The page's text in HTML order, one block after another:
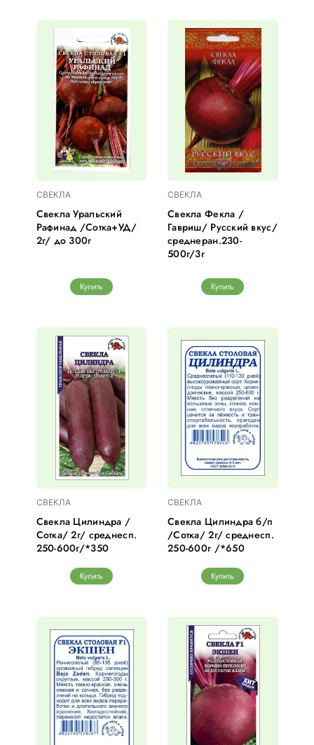
СВЕКЛА
Свекла Уральский
Рафинад /Сотка+УД/
2г/ до 300г
Купить
СВЕКЛА
Свекла Фекла /
Гавриш/ Русский вкус/
среднеран.230-
500г/3г
Купить
СВЕКЛА
Свекла Цилиндра /
Сотка/ 2г/ среднесп.
250-600г/*350
Купить
СВЕКЛА
Свекла Цилиндра б/п
/Сотка/ 2г/ среднесп.
250-600г /*650
Купить